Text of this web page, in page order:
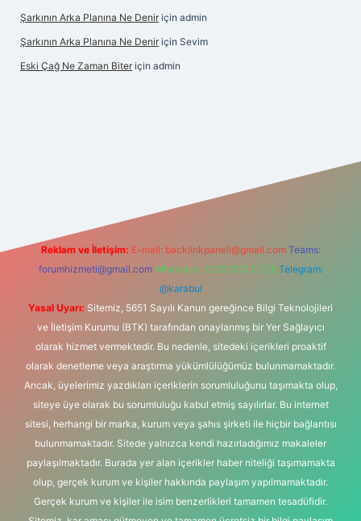
Şarkının Arka Planına Ne Denir için admin
Şarkının Arka Planına Ne Denir için Sevim
Eski Çağ Ne Zaman Biter için admin
Reklam ve İletişim: E-mail: backlinkpaneli@gmail.com Teams:
forumhizmeti@gmail.com Whatsapp: 0262 606 0 726 Telegram:
@karabul
Yasal Uyarı: Sitemiz, 5651 Sayılı Kanun gereğince Bilgi Teknolojileri
ve İletişim Kurumu (BTK) tarafından onaylanmış bir Yer Sağlayıcı
olarak hizmet vermektedir. Bu nedenle, sitedeki içerikleri proaktif
olarak denetleme veya araştırma yükümlülüğümüz bulunmamaktadır.
Ancak, üyelerimiz yazdıkları içeriklerin sorumluluğunu taşımakta olup,
siteye üye olarak bu sorumluluğu kabul etmiş sayılırlar. Bu internet
sitesi, herhangi bir marka, kurum veya şahıs şirketi ile hiçbir bağlantısı
bulunmamaktadır. Sitede yalnızca kendi hazırladığımız makaleler
paylaşılmaktadır. Burada yer alan içerikler haber niteliği taşımamakta
olup, gerçek kurum ve kişiler hakkında paylaşım yapılmamaktadır.
Gerçek kurum ve kişiler ile isim benzerlikleri tamamen tesadüfidir.